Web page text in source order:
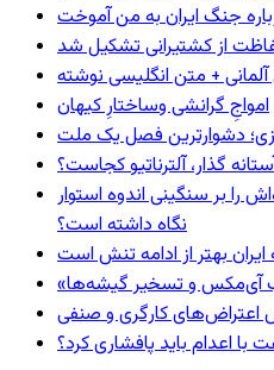
جنگ ایران به من آموخت
از کشتیرانی تشکیل شد
آلمانی + متن انگلیسی نوشته
‌امواجِ گرانشی وساختارِ کیهان
دشوارترین فصل یک ملت
گذار، آلترناتیو کجاست؟
را بر سنگینی اندوه استوار
نگاه داشته است؟
بهتر از ادامه تنش است
آی‌مکس و تسخیر گیشه‌ها
اعتراض‌های کارگری و صنفی
با اعدام باید پافشاری کرد؟